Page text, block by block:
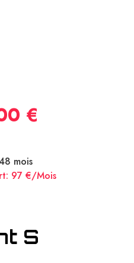
€
mois
97 €/Mois
S